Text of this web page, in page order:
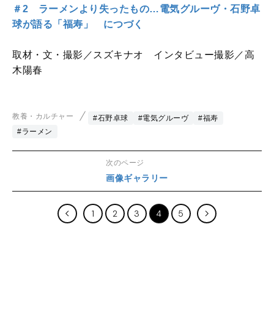
＃2 ラーメンより失ったもの…電気グルーヴ・石野卓
球が語る「福寿」 につづく
取材・文・撮影／スズキナオ インタビュー撮影／高
木陽春
教養・カルチャー #石野卓球 #電気グルーヴ
#福寿
#ラーメン
次のページ
画像ギャラリー
1 2 3 4 5